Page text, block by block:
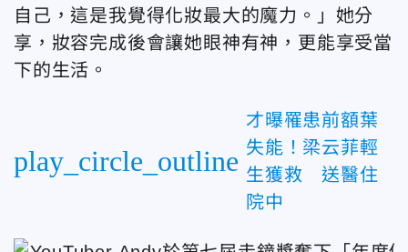
自己，這是我覺得化妝最大的魔力。」她分
享，妝容完成後會讓她眼神有神，更能享受當
下的生活。
play_circle_outline
才曝罹患前額葉
失能！梁云菲輕
生獲救 送醫住
院中